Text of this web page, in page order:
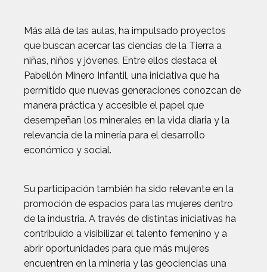
Más allá de las aulas, ha impulsado proyectos
que buscan acercar las ciencias de la Tierra a
niñas, niños y jóvenes. Entre ellos destaca el
Pabellón Minero Infantil, una iniciativa que ha
permitido que nuevas generaciones conozcan de
manera práctica y accesible el papel que
desempeñan los minerales en la vida diaria y la
relevancia de la minería para el desarrollo
económico y social.
Su participación también ha sido relevante en la
promoción de espacios para las mujeres dentro
de la industria. A través de distintas iniciativas ha
contribuido a visibilizar el talento femenino y a
abrir oportunidades para que más mujeres
encuentren en la minería y las geociencias una